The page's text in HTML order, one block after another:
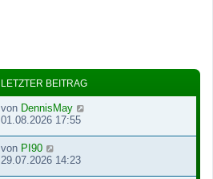
LETZTER BEITRAG
von DennisMay
01.08.2026 17:55
von PI90
29.07.2026 14:23